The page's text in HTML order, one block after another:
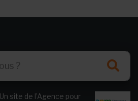
Un site de l’Agence pour